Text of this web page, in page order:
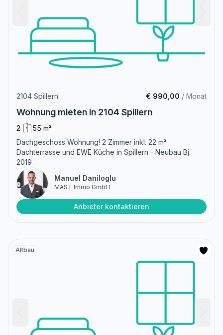
2104 Spillern € 990,00 / Monat
Wohnung mieten in 2104 Spillern
2
55 m²
Dachgeschoss Wohnung! 2 Zimmer inkl. 22 m²
Dachterrasse und EWE Küche in Spillern - Neubau Bj.
2019
Manuel Daniloglu
MAST Immo GmbH
Anbieter kontaktieren
Altbau